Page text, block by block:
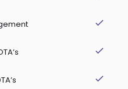
done
done
done